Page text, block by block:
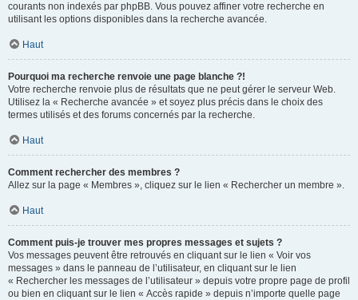
courants non indexés par phpBB. Vous pouvez affiner votre recherche en
utilisant les options disponibles dans la recherche avancée.
Haut
Pourquoi ma recherche renvoie une page blanche ?!
Votre recherche renvoie plus de résultats que ne peut gérer le serveur Web.
Utilisez la « Recherche avancée » et soyez plus précis dans le choix des
termes utilisés et des forums concernés par la recherche.
Haut
Comment rechercher des membres ?
Allez sur la page « Membres », cliquez sur le lien « Rechercher un membre ».
Haut
Comment puis-je trouver mes propres messages et sujets ?
Vos messages peuvent être retrouvés en cliquant sur le lien « Voir vos
messages » dans le panneau de l’utilisateur, en cliquant sur le lien
« Rechercher les messages de l’utilisateur » depuis votre propre page de profil
ou bien en cliquant sur le lien « Accès rapide » depuis n’importe quelle page